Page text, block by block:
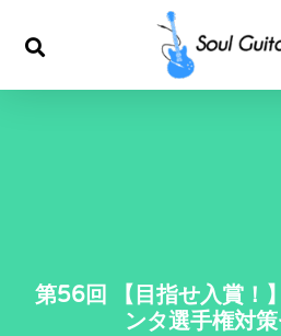
第56回 【目指せ入賞！
ンタ選手権対